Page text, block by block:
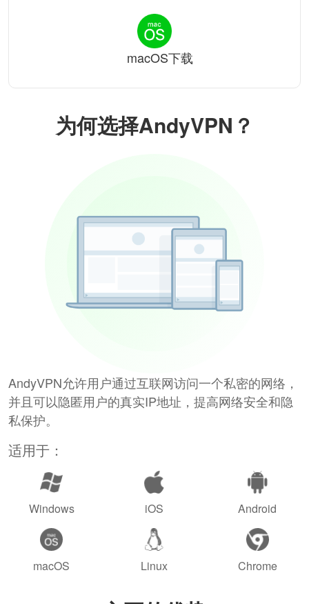
为何选择AndyVPN？
AndyVPN允许用户通过互联网访问一个私密的网络，
并且可以隐匿用户的真实IP地址，提高网络安全和隐
私保护。
适用于：
Windows iOS Android
macOS Linux Chrome
macOS下载